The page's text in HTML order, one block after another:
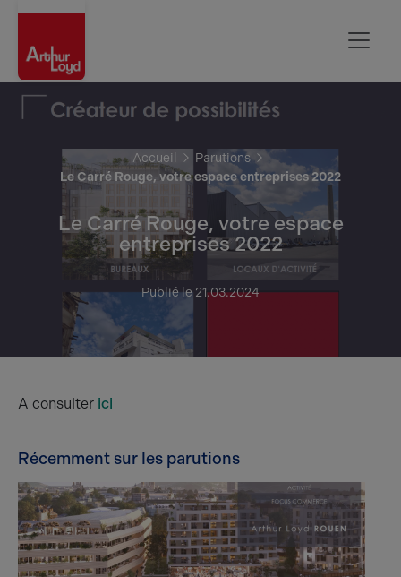
Accueil
Parutions
Le Carré Rouge, votre espace entreprises 2022
Le Carré Rouge, votre espace
entreprises 2022
Publié le 21.03.2024
A consulter ici
Récemment sur les parutions